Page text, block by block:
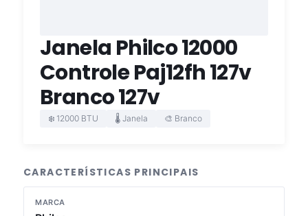
Janela Philco 12000
Controle Paj12fh 127v
Branco 127v
❄️ 12000 BTU 🌡️ Janela 🎨 Branco
CARACTERÍSTICAS PRINCIPAIS
MARCA